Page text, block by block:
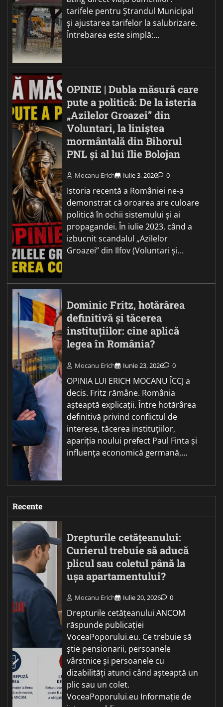
tarifele pentru Ștrandul Municipal
și ajustarea tarifelor la salubrizare.
Întrebarea este simplă:…
OPINIE | Dubla măsură care
pute a politică: De la isteria
„Azilelor Groazei” din
Voluntari, la liniștea
mormântală din Bihorul
PNL și al lui Ilie Bolojan
Mocanu Erich Iulie 3, 2026 0
Istoria recentă a României ne-a
demonstrat că oroarea are culoare
politică în ochii sistemului și ai
propagandei. În iulie 2023, când a
izbucnit scandalul „Azilelor
Groazei” din Ilfov (Voluntari și…
Dominic Fritz, hotărârea
definitivă și tăcerea
instituțiilor: cine aplică
legea în România?
Mocanu Erich Iunie 23, 2026 0
OPINIA LUI ERICH MOCANU ÎCCJ a
decis. Fritz rămâne. România
așteaptă explicații. Între hotărârea
definitivă privind conflictul de
interese, tăcerea instituțiilor,
apariția noului prefect Paul Finta și
influența economică germană,…
Recente
Drepturile cetățeanului:
Curierul trebuie să aducă
plicul sau coletul până la
ușa apartamentului?
Mocanu Erich Iulie 20, 2026 0
Drepturile cetățeanului ANCOM
răspunde publicației
VoceaPoporului.eu. Ce trebuie să
știe pensionarii, persoanele
vârstnice și persoanele cu
dizabilități atunci când așteaptă un
plic sau un colet.
VoceaPoporului.eu Informație de